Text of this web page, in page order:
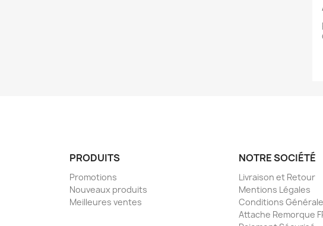
PRODUITS
Promotions
Nouveaux produits
Meilleures ventes
NOTRE SOCIÉTÉ
Livraison et Retour
Mentions Légales
Conditions
Attache Remorque